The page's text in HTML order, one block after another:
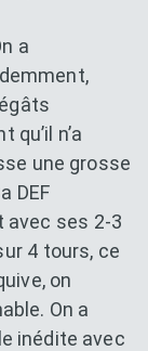
a
n’a
une grosse
DEF
avec ses 2-3
4 tours, ce
on
On a
inédite avec